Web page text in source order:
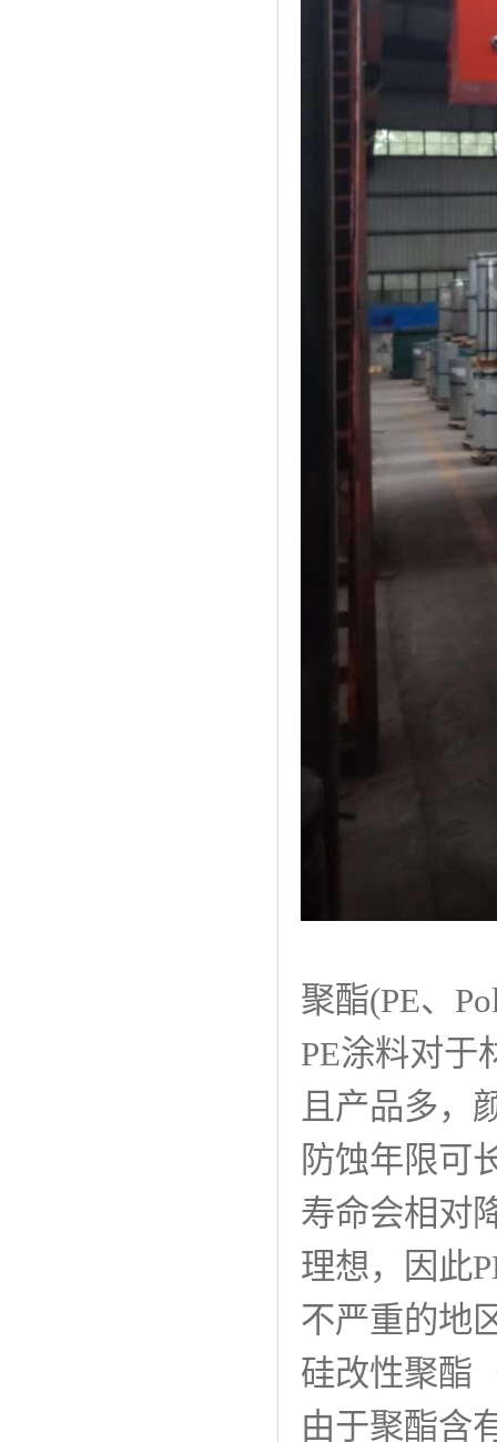
聚酯(PE、
PE涂料对于
且产品多，
防蚀年限可
寿命会相对
理想，因此
不严重的地
硅改性聚酯
由于聚酯含